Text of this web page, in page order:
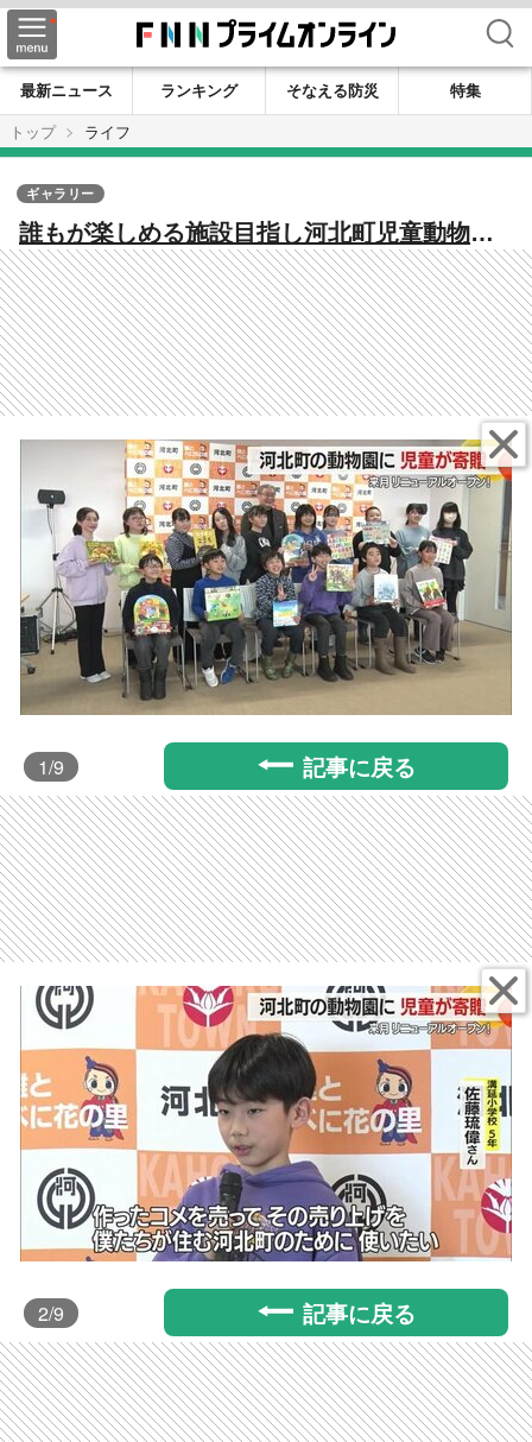
検索
最新ニュース ランキング そなえる防災
特集
トップ
ライフ
誰もが楽しめる施設目指し河北町児童動物園
が約2億円の寄付で生まれ変わる！ 東北唯一
の「オニオオハシ」も仲間入り【山形発】
ギャラリー
1/9 記事に戻る
2/9 記事に戻る